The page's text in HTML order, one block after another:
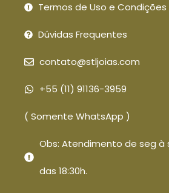
Termos de Uso e Condições
Dúvidas Frequentes
contato@stljoias.com
+55 (11) 91136-3959
( Somente WhatsApp )
Obs: Atendimento de seg à
das 18:30h.